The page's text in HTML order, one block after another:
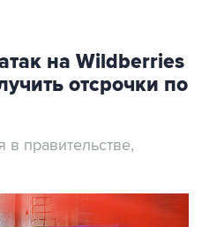
на Wildberries
отсрочки по
в правительстве,